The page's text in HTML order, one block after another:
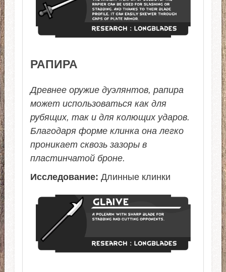
РАПИРА
Древнее оружие дуэлянтов, рапира
может использоваться как для
рубящих, так и для колющих ударов.
Благодаря форме клинка она легко
проникает сквозь зазоры в
пластинчатой броне.
Исследование: Длинные клинки